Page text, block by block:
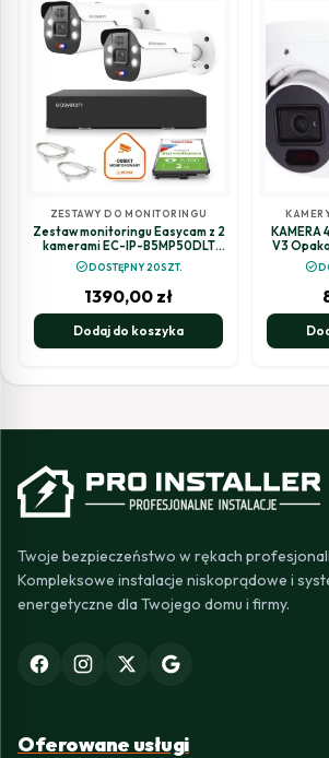
ZESTAWY DO MONITORINGU
Zestaw monitoringu Easycam z 2
kamerami EC-IP-B5MP50DLT
5MPx z aktywnym odstraszaniem
check_circleDOSTĘPNY 20SZT.
1390,00 zł
Dodaj do koszyka
KAMERA
V3
check_circle
Twoje bezpieczeństwo w rękach
Kompleksowe instalacje niskoprądowe i
energetyczne dla Twojego domu i firmy.
Oferowane usługi